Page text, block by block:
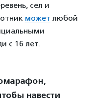
сел и
может любой
с 16 лет.
навести